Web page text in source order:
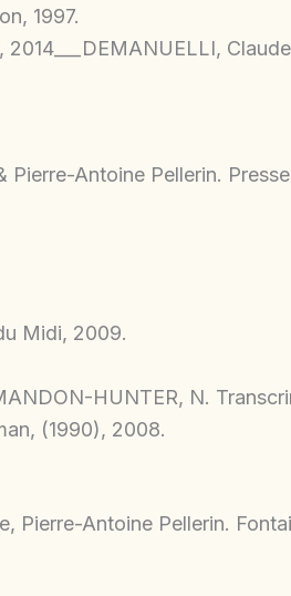
1997.
Pierre-Antoine Pellerin.
Midi, 2009.
HUNTER, N.
(1990), 2008.
Pierre-Antoine Pellerin.